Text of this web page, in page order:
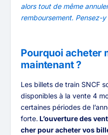
alors tout de même
remboursement. Pensez-y
Pourquoi acheter
maintenant ?
Les billets de train SNCF
disponibles à la vente 4
certaines périodes de
forte. L’ouverture des
cher pour acheter vos